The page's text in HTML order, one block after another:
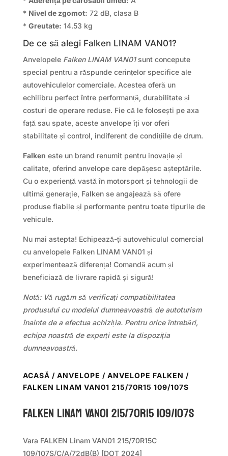
* Nivel de zgomot: 72 dB, clasa B
* Greutate: 14.53 kg
De ce să alegi Falken LINAM VAN01?
Anvelopele Falken LINAM VAN01sunt concepute
special pentru a răspunde cerințelor specifice ale
autovehiculelor comerciale. Acestea oferă un
echilibru perfect între performanță, durabilitate și
costuri de operare reduse. Fie că le folosești pe axa
față sau spate, aceste anvelope îți vor oferi
stabilitate și control, indiferent de condițiile de drum.
Falken este un brand renumit pentru inovație și
calitate, oferind anvelope care depășesc așteptările.
Cu o experiență vastă în motorsport și tehnologii de
ultimă generație, Falken se angajează să ofere
produse fiabile și performante pentru toate tipurile de
vehicule.
Nu mai astepta! Echipează-ți autovehiculul comercial
cu anvelopele Falken LINAM VAN01 și
experimentează diferența! Comandă acum și
beneficiază de livrare rapidă și sigură!
Notă: Vă rugăm să verificați compatibilitatea
produsului cu modelul dumneavoastră de autoturism
înainte de a efectua achiziția. Pentru orice întrebări,
echipa noastră de experți este la dispoziția
dumneavoastră.
ACASĂ / ANVELOPE / ANVELOPE FALKEN /
FALKEN LINAM VAN01 215/70R15 109/107S
Falken LINAM VAN01 215/70R15 109/107S
Vara FALKEN Linam VAN01 215/70R15C
109/107S/C/A/72dB(B) [DOT 2024]